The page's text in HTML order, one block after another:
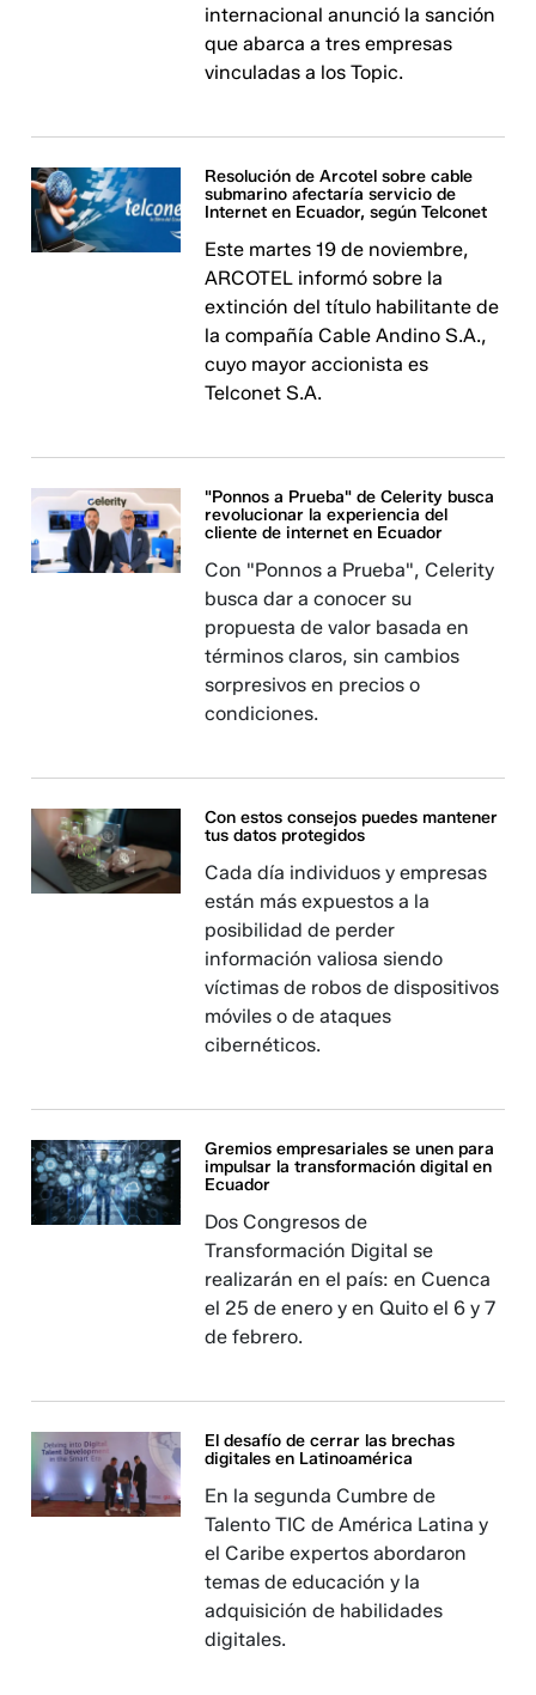
internacional anunció la sanción
que abarca a tres empresas
vinculadas a los Topic.
Resolución de Arcotel sobre cable
submarino afectaría servicio de
Internet en Ecuador, según Telconet
Este martes 19 de noviembre,
ARCOTEL informó sobre la
extinción del título habilitante de
la compañía Cable Andino S.A.,
cuyo mayor accionista es
Telconet S.A.
"Ponnos a Prueba" de Celerity busca
revolucionar la experiencia del
cliente de internet en Ecuador
Con "Ponnos a Prueba", Celerity
busca dar a conocer su
propuesta de valor basada en
términos claros, sin cambios
sorpresivos en precios o
condiciones.
Con estos consejos puedes mantener
tus datos protegidos
Cada día individuos y empresas
están más expuestos a la
posibilidad de perder
información valiosa siendo
víctimas de robos de dispositivos
móviles o de ataques
cibernéticos.
Gremios empresariales se unen para
impulsar la transformación digital en
Ecuador
Dos Congresos de
Transformación Digital se
realizarán en el país: en Cuenca
el 25 de enero y en Quito el 6 y 7
de febrero.
El desafío de cerrar las brechas
digitales en Latinoamérica
En la segunda Cumbre de
Talento TIC de América Latina y
el Caribe expertos abordaron
temas de educación y la
adquisición de habilidades
digitales.